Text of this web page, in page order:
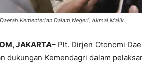
Kementerian Dalam Negeri, Akmal Malik.
JAKARTA– Plt. Dirjen Otonomi
dukungan Kemendagri dalam